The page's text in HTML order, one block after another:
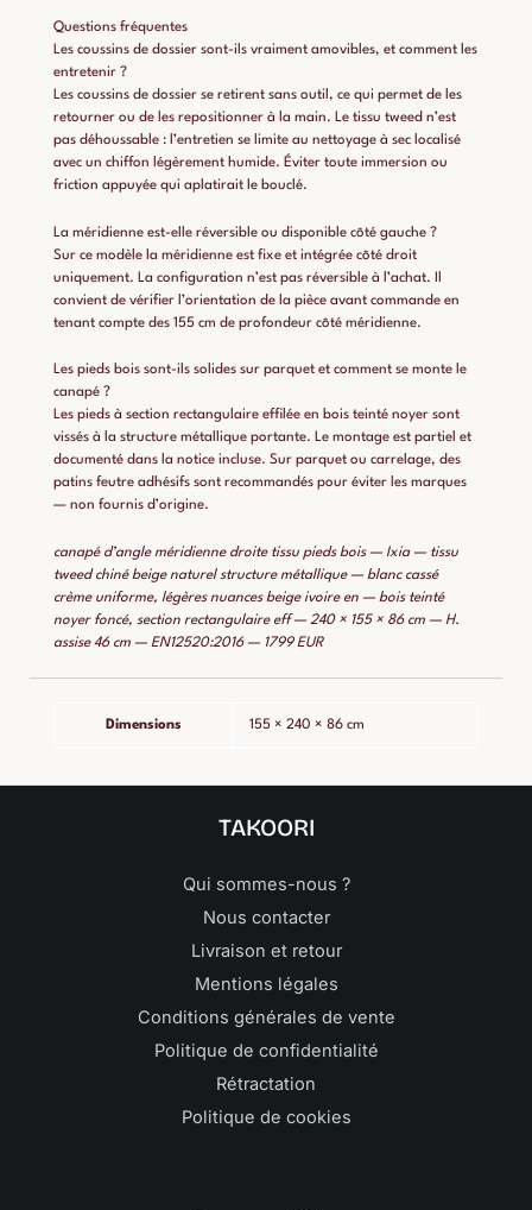
Questions fréquentes
Les coussins de dossier sont-ils vraiment amovibles, et comment les
entretenir ?
Les coussins de dossier se retirent sans outil, ce qui permet de les
retourner ou de les repositionner à la main. Le tissu tweed n’est
pas déhoussable : l’entretien se limite au nettoyage à sec localisé
avec un chiffon légèrement humide. Éviter toute immersion ou
friction appuyée qui aplatirait le bouclé.
La méridienne est-elle réversible ou disponible côté gauche ?
Sur ce modèle la méridienne est fixe et intégrée côté droit
uniquement. La configuration n’est pas réversible à l’achat. Il
convient de vérifier l’orientation de la pièce avant commande en
tenant compte des 155 cm de profondeur côté méridienne.
Les pieds bois sont-ils solides sur parquet et comment se monte le
canapé ?
Les pieds à section rectangulaire effilée en bois teinté noyer sont
vissés à la structure métallique portante. Le montage est partiel et
documenté dans la notice incluse. Sur parquet ou carrelage, des
patins feutre adhésifs sont recommandés pour éviter les marques
— non fournis d’origine.
canapé d’angle méridienne droite tissu pieds bois — Ixia — tissu
tweed chiné beige naturel structure métallique — blanc cassé
crème uniforme, légères nuances beige ivoire en — bois teinté
noyer foncé, section rectangulaire eff — 240 × 155 × 86 cm — H.
assise 46 cm — EN12520:2016 — 1799 EUR
Dimensions 155 × 240 × 86 cm
TAKOORI
Qui sommes-nous ?
Nous contacter
Livraison et retour
Mentions légales
Conditions générales de vente
Politique de confidentialité
Rétractation
Politique de cookies